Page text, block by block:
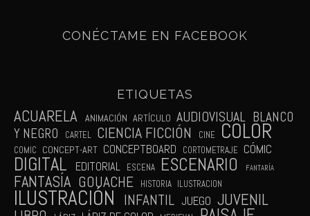
CONÉCTAME EN FACEBOOK
ETIQUETAS
ACUARELA ANIMACIÓN ARTÍCULO AUDIOVISUAL BLANCO
Y NEGRO
CARTEL CIENCIA FICCIÓN CINE COLOR
COMIC CONCEPT-ART CONCEPTBOARD CORTOMETRAJE CÓMIC
DIGITAL EDITORIAL ESCENA ESCENARIO FANTARÍA
FANTASÍA GOUACHE HISTORIA ILUSTRACION
ILUSTRACIÓN INFANTIL JUEGO JUVENIL